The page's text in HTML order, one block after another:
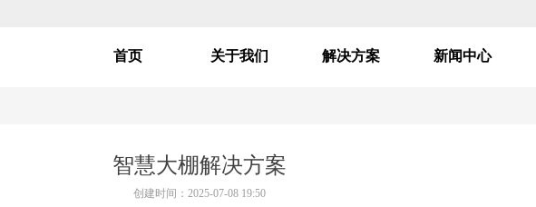
首页 关于我们 解决方案 新闻中心
智慧大棚解决方案
创建时间： 2025-07-08 19:50